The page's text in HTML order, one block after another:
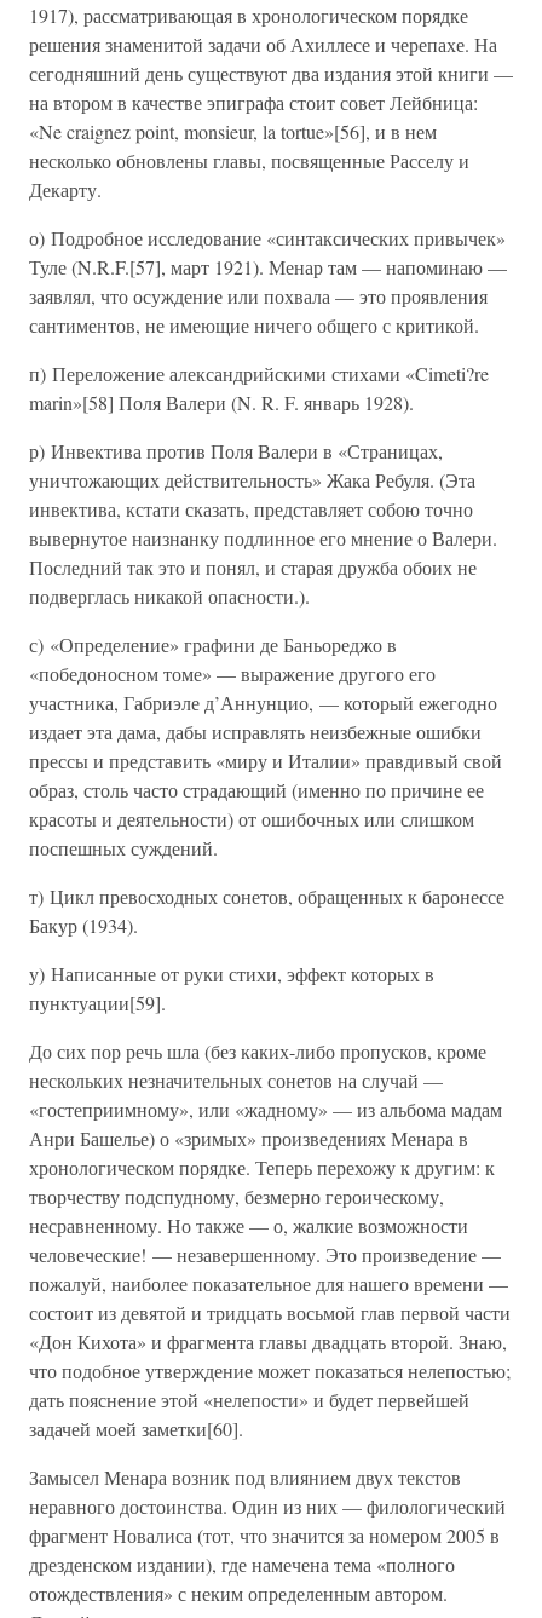
1917), рассматривающая в хронологическом порядке
решения знаменитой задачи об Ахиллесе и черепахе. На
сегодняшний день существуют два издания этой книги —
на втором в качестве эпиграфа стоит совет Лейбница:
«Ne craignez point, monsieur, la tortue»[56], и в нем
несколько обновлены главы, посвященные Расселу и
Декарту.
о) Подробное исследование «синтаксических привычек»
Туле (N.R.F.[57], март 1921). Менар там — напоминаю —
заявлял, что осуждение или похвала — это проявления
сантиментов, не имеющие ничего общего с критикой.
п) Переложение александрийскими стихами «Cimeti?re
marin»[58] Поля Валери (N. R. F. январь 1928).
р) Инвектива против Поля Валери в «Страницах,
уничтожающих действительность» Жака Ребуля. (Эта
инвектива, кстати сказать, представляет собою точно
вывернутое наизнанку подлинное его мнение о Валери.
Последний так это и понял, и старая дружба обоих не
подверглась никакой опасности.).
с) «Определение» графини де Баньореджо в
«победоносном томе» — выражение другого его
участника, Габриэле д’Аннунцио, — который ежегодно
издает эта дама, дабы исправлять неизбежные ошибки
прессы и представить «миру и Италии» правдивый свой
образ, столь часто страдающий (именно по причине ее
красоты и деятельности) от ошибочных или слишком
поспешных суждений.
т) Цикл превосходных сонетов, обращенных к баронессе
Бакур (1934).
у) Написанные от руки стихи, эффект которых в
пунктуации[59].
До сих пор речь шла (без каких-либо пропусков, кроме
нескольких незначительных сонетов на случай —
«гостеприимному», или «жадному» — из альбома мадам
Анри Башелье) о «зримых» произведениях Менара в
хронологическом порядке. Теперь перехожу к другим: к
творчеству подспудному, безмерно героическому,
несравненному. Но также — о, жалкие возможности
человеческие! — незавершенному. Это произведение —
пожалуй, наиболее показательное для нашего времени —
состоит из девятой и тридцать восьмой глав первой части
«Дон Кихота» и фрагмента главы двадцать второй. Знаю,
что подобное утверждение может показаться нелепостью;
дать пояснение этой «нелепости» и будет первейшей
задачей моей заметки[60].
Замысел Менара возник под влиянием двух текстов
неравного достоинства. Один из них — филологический
фрагмент Новалиса (тот, что значится за номером 2005 в
дрезденском издании), где намечена тема «полного
отождествления» с неким определенным автором.